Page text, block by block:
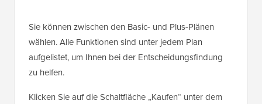
Sie können zwischen den Basic- und Plus-Plänen
wählen. Alle Funktionen sind unter jedem Plan
aufgelistet, um Ihnen bei der Entscheidungsfindung
zu helfen.
Klicken Sie auf die Schaltfläche „Kaufen“ unter dem